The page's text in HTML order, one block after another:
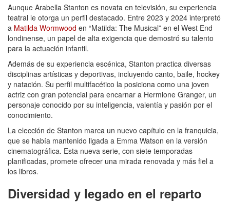
Aunque Arabella Stanton es novata en televisión, su experiencia
teatral le otorga un perfil destacado. Entre 2023 y 2024 interpretó
a Matilda Wormwood en “Matilda: The Musical” en el West End
londinense, un papel de alta exigencia que demostró su talento
para la actuación infantil.
Además de su experiencia escénica, Stanton practica diversas
disciplinas artísticas y deportivas, incluyendo canto, baile, hockey
y natación. Su perfil multifacético la posiciona como una joven
actriz con gran potencial para encarnar a Hermione Granger, un
personaje conocido por su inteligencia, valentía y pasión por el
conocimiento.
La elección de Stanton marca un nuevo capítulo en la franquicia,
que se había mantenido ligada a Emma Watson en la versión
cinematográfica. Esta nueva serie, con siete temporadas
planificadas, promete ofrecer una mirada renovada y más fiel a
los libros.
Diversidad y legado en el reparto